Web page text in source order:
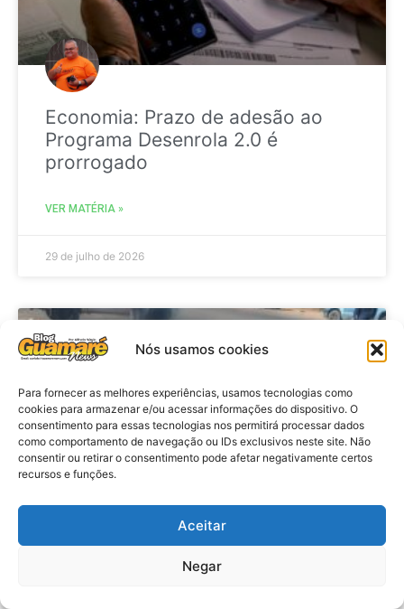
Nós usamos cookies
Para fornecer as melhores experiências, usamos tecnologias como
cookies para armazenar e/ou acessar informações do dispositivo. O
consentimento para essas tecnologias nos permitirá processar dados
como comportamento de navegação ou IDs exclusivos neste site. Não
consentir ou retirar o consentimento pode afetar negativamente certos
recursos e funções.
Aceitar
Negar
Economia: Prazo de adesão ao
Programa Desenrola 2.0 é
prorrogado
VER MATÉRIA »
29 de julho de 2026
Acidente: A caminho do trabalho
professora se envolve em